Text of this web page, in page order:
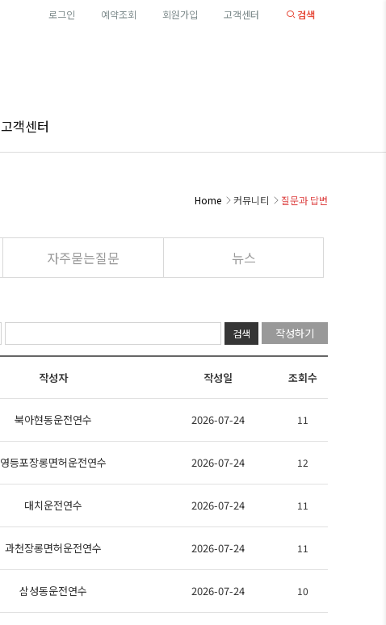
로그인 예약조회 회원가입 고객센터 검색
고객센터
Home 커뮤니티 질문과 답변
자주묻는질문 뉴스
작성하기
작성자 작성일 조회수
북아현동운전연수 2026-07-24 11
영등포장롱면허운전연수 2026-07-24 12
대치운전연수 2026-07-24 11
과천장롱면허운전연수 2026-07-24 11
삼성동운전연수 2026-07-24 10